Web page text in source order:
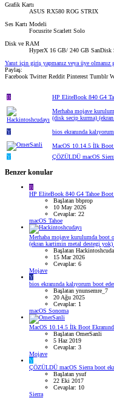
Grafik Kartı
ASUS RX580 ROG STRIX
Ses Kartı Modeli
Focusrite Scarlett Solo
Disk ve RAM
HyperX 16 GB/ 240 GB SanDisk
Yanıt için giriş yapmanız veya üye olmanız
Paylaş:
Facebook Twitter Reddit Pinterest Tumblr
B
HP EliteBook 840 G4
Merhaba mojave
(disk secip kurma)
Y bios ekranında
MacOS 10.14.5 İlk Boot
Y
ÇÖZÜLDÜ macOS
Benzer konular
B
HP EliteBook 840 G4 Tahoe Boot
Başlatan bbprop
10 May 2026
Cevaplar: 22
macOS Tahoe
Merhaba mojave kurulumda boot
(ekran kartimin metal destegi
Başlatan
15 Mar 2026
Cevaplar: 6
Mojave
Y
bios ekranında kalıyorum boot
Başlatan ynunsemre_7
20 Ağu 2025
Cevaplar: 1
macOS Sonoma
MacOS 10.14.5 İlk Boot
Başlatan OmerSanli
5 Haz 2019
Cevaplar: 3
Mojave
Y
ÇÖZÜLDÜ macOS Sierra boot
Başlatan ysuf
22 Eki 2017
Cevaplar: 10
Sierra